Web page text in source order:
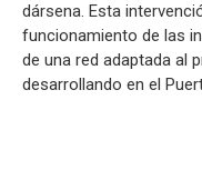
dársena. Esta
funcionamiento de las
de una red adaptada al
desarrollando en el